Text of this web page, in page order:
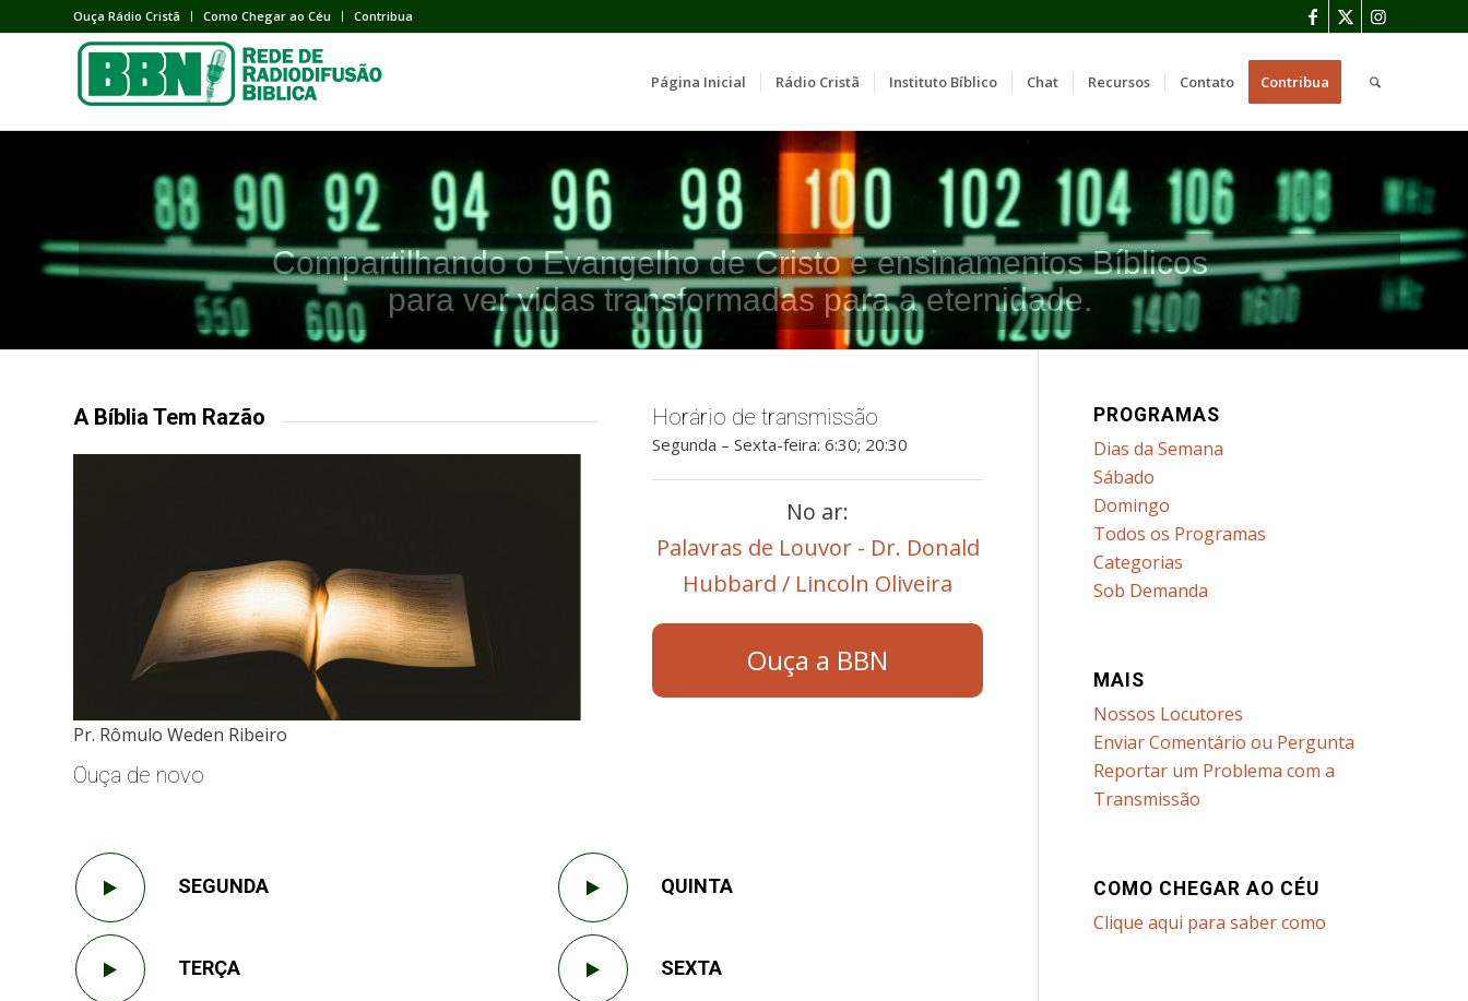
Ouça Rádio Cristã Como Chegar ao Céu Contribua
Página Inicial Rádio Cristã Instituto Bíblico Chat Recursos Contato Contribua
Compartilhando o Evangelho de Cristo e ensinamentos Bíblicos
para ver vidas transformadas para a eternidade.
A Bíblia Tem Razão
Pr. Rômulo Weden Ribeiro
Horário de transmissão
Segunda – Sexta-feira: 6:30; 20:30
No ar:
Palavras de Louvor - Dr. Donald
Hubbard / Lincoln Oliveira
Ouça a BBN
Ouça de novo
SEGUNDA
TERÇA
QUINTA
SEXTA
PROGRAMAS
Dias da Semana
Sábado
Domingo
Todos os Programas
Categorias
Sob Demanda
MAIS
Nossos Locutores
Enviar Comentário ou Pergunta
Reportar um Problema com a
Transmissão
COMO CHEGAR AO CÉU
Clique aqui para saber como